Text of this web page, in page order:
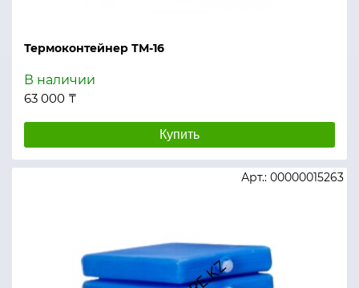
Термоконтейнер ТМ-16
В наличии
63 000 ₸
Купить
Арт.: 00000015263